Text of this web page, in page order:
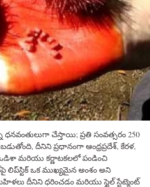
చేస్తాయి; ప్రతి సంవత్సరం 250
దీనిని ప్రధానంగా ఆంధ్రప్రదేశ్, కేరళ,
మరియు కర్ణాటకలలో పండించి
లిప్‌స్టిక్‌ ఒక ముఖ్యమైన అంశం అని
దీనిని ధరించడం మరియు స్టైల్ స్టేట్మెంట్